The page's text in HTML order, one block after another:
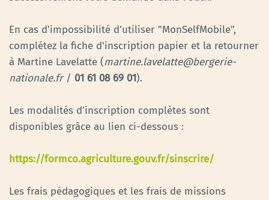
En cas d'impossibilité d'utiliser "MonSelfMobile",
complétez la fiche d'inscription papier et la retourner
à Martine Lavelatte (martine.lavelatte@bergerie-
nationale.fr/ 01 61 08 69 01).
Les modalités d’inscription complètes sont
disponibles grâce au lien ci-dessous :
https://formco.agriculture.gouv.fr/sinscrire/
Les frais pédagogiques et les frais de missions